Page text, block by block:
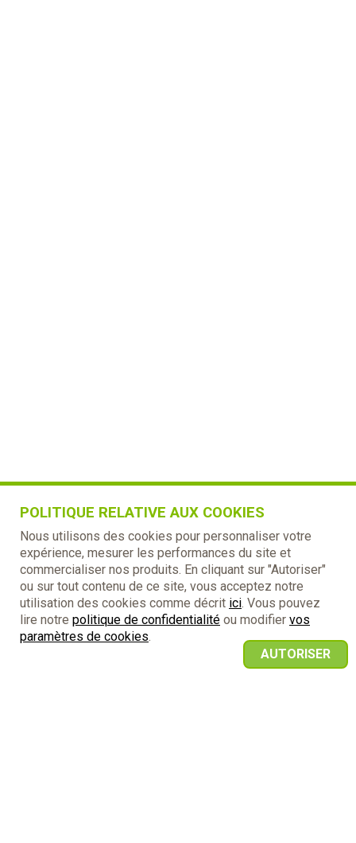
POLITIQUE RELATIVE AUX COOKIES
Nous utilisons des cookies pour personnaliser votre
expérience, mesurer les performances du site et
commercialiser nos produits. En cliquant sur "Autoriser"
ou sur tout contenu de ce site, vous acceptez notre
utilisation des cookies comme décrit ici. Vous pouvez
lire notre politique de confidentialité ou modifier vos
paramètres de cookies.
AUTORISER